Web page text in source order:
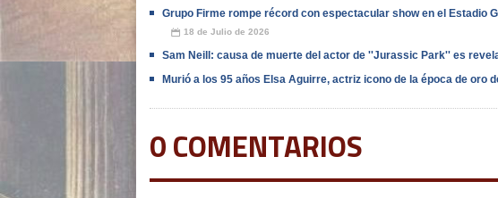
Grupo Firme rompe récord con espectacular show en el Estadio
📅 18 de Julio de 2026
Sam Neill: causa de muerte del actor de ''Jurassic Park'' es
Murió a los 95 años Elsa Aguirre, actriz icono de la época de oro
0 COMENTARIOS